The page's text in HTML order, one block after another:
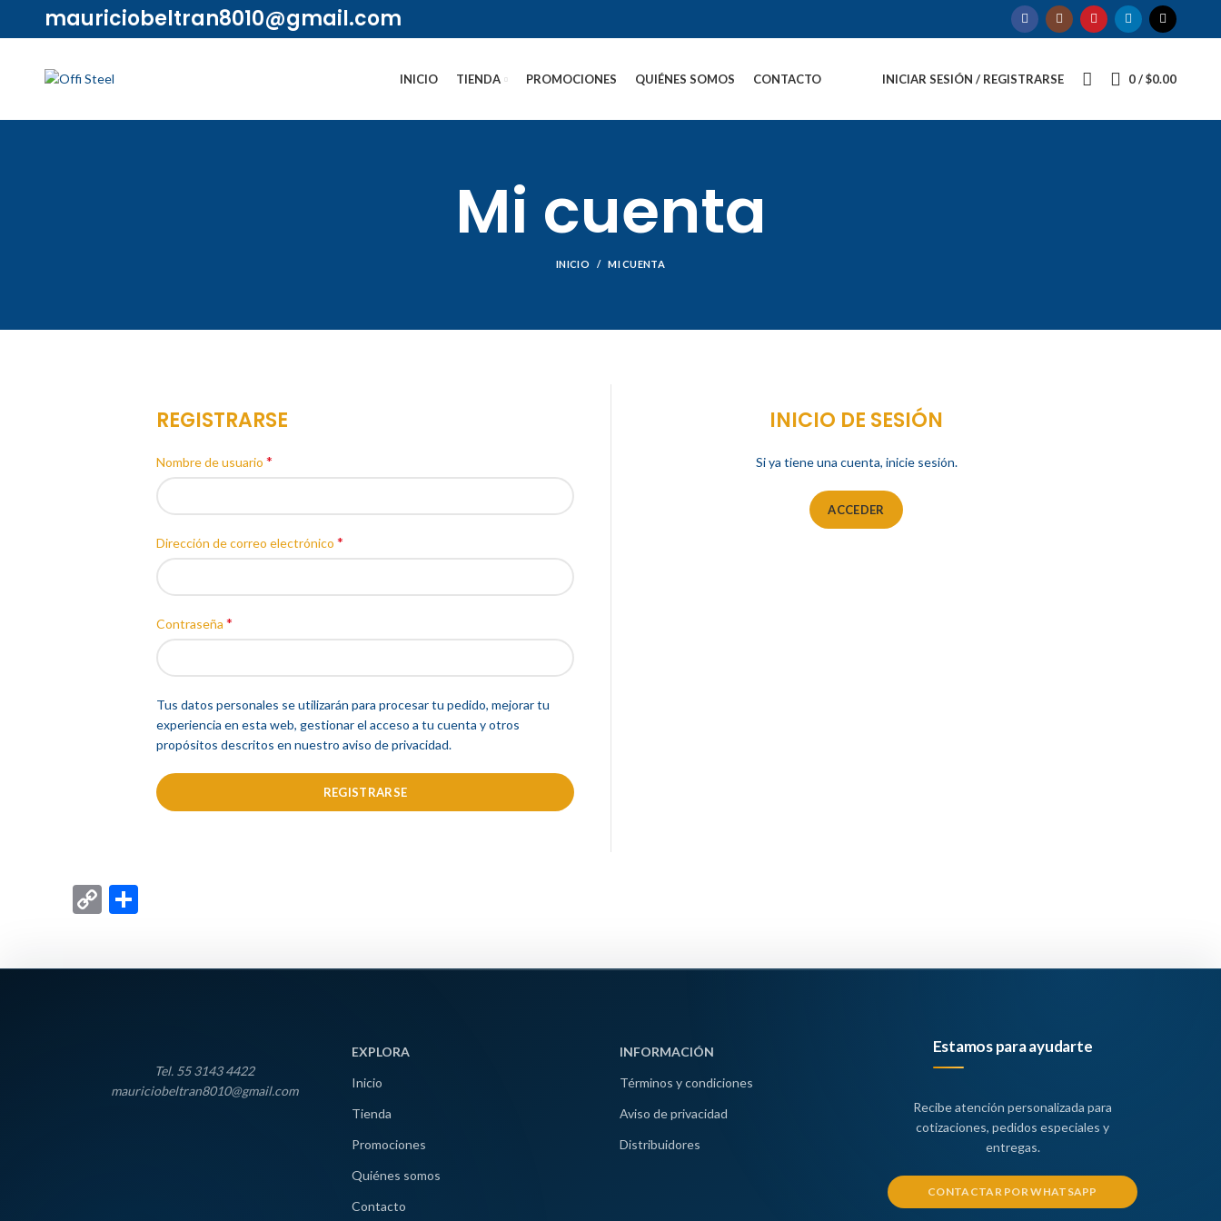
mauriciobeltran8010@gmail.com
INICIO TIENDA PROMOCIONES QUIÉNES SOMOS CONTACTO INICIAR SESIÓN / REGISTRARSE 0/ $0.00
Mi cuenta
INICIO MI CUENTA
REGISTRARSE
Nombre de usuario *
Dirección de correo electrónico *
Contraseña *
Tus datos personales se utilizarán para procesar tu pedido, mejorar tu
experiencia en esta web, gestionar el acceso a tu cuenta y otros
propósitos descritos en nuestro aviso de privacidad.
REGISTRARSE
INICIO DE SESIÓN
Si ya tiene una cuenta, inicie sesión.
ACCEDER
Copy
Tel. 55 3143 4422
mauriciobeltran8010@gmail.com
EXPLORA
Inicio
Tienda
Promociones
Quiénes somos
Contacto
INFORMACIÓN
Términos y condiciones
Aviso de privacidad
Distribuidores
Estamos para ayudarte
Recibe atención personalizada para
cotizaciones, pedidos especiales y
entregas.
CONTACTAR POR WHATSAPP